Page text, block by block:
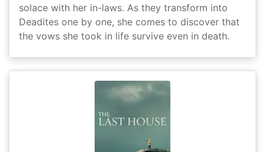
solace with her in-laws. As they transform into
Deadites one by one, she comes to discover that
the vows she took in life survive even in death.